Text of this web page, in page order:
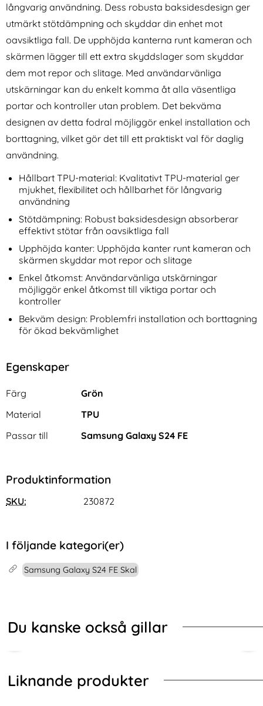
Hybrid Rosa
CASEME Samsung Galaxy S25
Edge Fodral Multifuntionell
Rosa
Art. nr 238519
rea pris
319 krtidigare pris
319 kr
Tillgänglighet:
I lager
Köp
Samsung Galaxy S25 Edge Fodral Multifuntionell Rosa
CASEME Samsung Galaxy S25
Edge Fodral Läder RFID Svart
Art. nr 238511
rea pris
169 krtidigare pris
169 kr
Tillgänglighet:
I lager
CASEME Samsung Galaxy S25
långvarig användning. Dess robusta baksidesdesign ger
utmärkt stötdämpning och skyddar din enhet mot
oavsiktliga fall. De upphöjda kanterna runt kameran och
skärmen lägger till ett extra skyddslager som skyddar
dem mot repor och slitage. Med användarvänliga
utskärningar kan du enkelt komma åt alla väsentliga
portar och kontroller utan problem. Det bekväma
designen av detta fodral möjliggör enkel installation och
borttagning, vilket gör det till ett praktiskt val för daglig
användning.
Hållbart TPU-material: Kvalitativt TPU-material ger
mjukhet, flexibilitet och hållbarhet för långvarig
användning
Stötdämpning: Robust baksidesdesign absorberar
effektivt stötar från oavsiktliga fall
Upphöjda kanter: Upphöjda kanter runt kameran och
skärmen skyddar mot repor och slitage
Enkel åtkomst: Användarvänliga utskärningar
möjliggör enkel åtkomst till viktiga portar och
kontroller
Bekväm design: Problemfri installation och borttagning
för ökad bekvämlighet
Egenskaper
Egenskaper/attribut för denna produkt
Attribut
Färg
Grön
Material
TPU
Passar till
Samsung Galaxy S24 FE
Produktinformation
SKU: 230872
I följande kategori(er)
Samsung Galaxy S24 FE Skal
Du kanske också gillar
Liknande produkter